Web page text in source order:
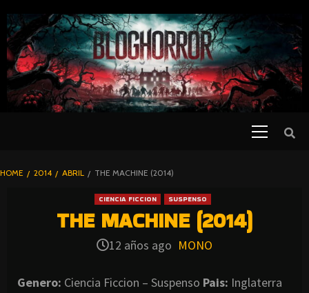
TO
CONTENT
BLOGHORROR
HOME 2014 ABRIL THE MACHINE (2014)
CIENCIA FICCION SUSPENSO
THE MACHINE (2014)
12 años ago MONO
Genero: Ciencia Ficcion – Suspenso Pais: Inglaterra